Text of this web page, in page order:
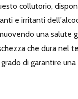
collutorio,
e irritanti
una
che dura nel
di garantire